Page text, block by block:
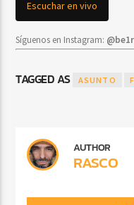
Escuchar en vivo
Síguenos en Instagram:
TAGGED AS ASUNTO
AUTHOR
RASCO